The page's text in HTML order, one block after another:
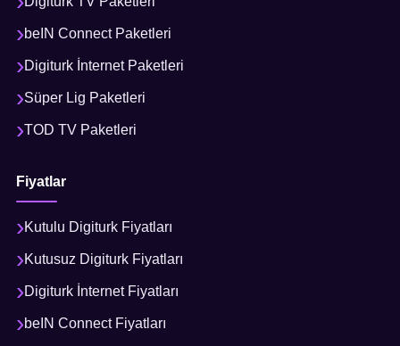
beIN Connect Paketleri
Digiturk İnternet Paketleri
Süper Lig Paketleri
TOD TV Paketleri
Fiyatlar
Kutulu Digiturk Fiyatları
Kutusuz Digiturk Fiyatları
Digiturk İnternet Fiyatları
beIN Connect Fiyatları